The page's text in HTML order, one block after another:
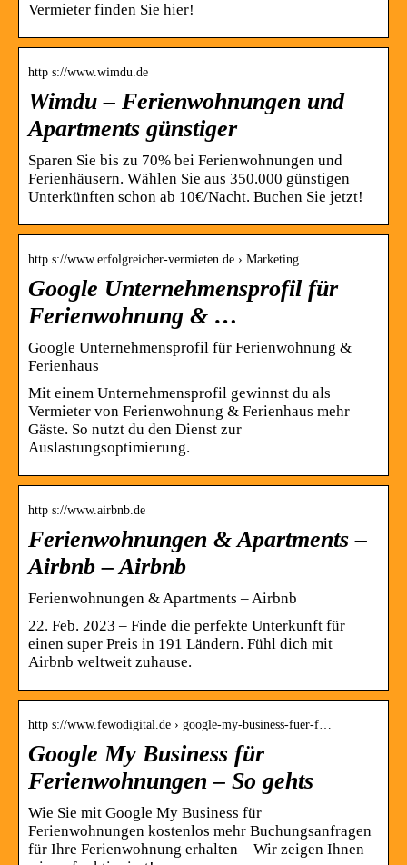
Vermieter finden Sie hier!
http s://www.wimdu.de
Wimdu – Ferienwohnungen und
Apartments günstiger
Sparen Sie bis zu 70% bei Ferienwohnungen und
Ferienhäusern. Wählen Sie aus 350.000 günstigen
Unterkünften schon ab 10€/Nacht. Buchen Sie jetzt!
http s://www.erfolgreicher-vermieten.de › Marketing
Google Unternehmensprofil für
Ferienwohnung & …
Google Unternehmensprofil für Ferienwohnung &
Ferienhaus
Mit einem Unternehmensprofil gewinnst du als
Vermieter von Ferienwohnung & Ferienhaus mehr
Gäste. So nutzt du den Dienst zur
Auslastungsoptimierung.
http s://www.airbnb.de
Ferienwohnungen & Apartments –
Airbnb – Airbnb
Ferienwohnungen & Apartments – Airbnb
22. Feb. 2023 – Finde die perfekte Unterkunft für
einen super Preis in 191 Ländern. Fühl dich mit
Airbnb weltweit zuhause.
http s://www.fewodigital.de › google-my-business-fuer-f…
Google My Business für
Ferienwohnungen – So gehts
Wie Sie mit Google My Business für
Ferienwohnungen kostenlos mehr Buchungsanfragen
für Ihre Ferienwohnung erhalten – Wir zeigen Ihnen